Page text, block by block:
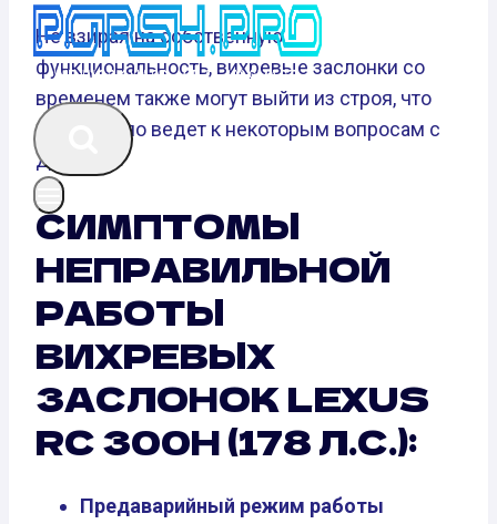
Не взирая на собственную
функциональность, вихревые заслонки со
временем также могут выйти из строя, что
как правило ведет к некоторым вопросам с
ДВС.
СИМПТОМЫ
НЕПРАВИЛЬНОЙ
РАБОТЫ
ВИХРЕВЫХ
ЗАСЛОНОК LEXUS
RC 300H (178 Л.С.):
Предаварийный режим работы